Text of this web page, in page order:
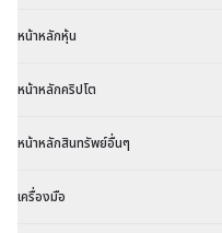
หน้าหลักหุ้น
หน้าหลักคริปโต
หน้าหลักสินทรัพย์อื่นๆ
เครื่องมือ